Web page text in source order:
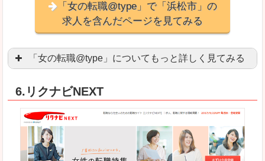
「女の転職@type」で「浜松市」の
求人を含んだページを見てみる
「女の転職@type」についてもっと詳しく見てみる
良いところ
正社員求人が約80％、正社員で長く働きたい方に
働く女のワーク＆ライフマガジン「woman type
6.リクナビNEXT